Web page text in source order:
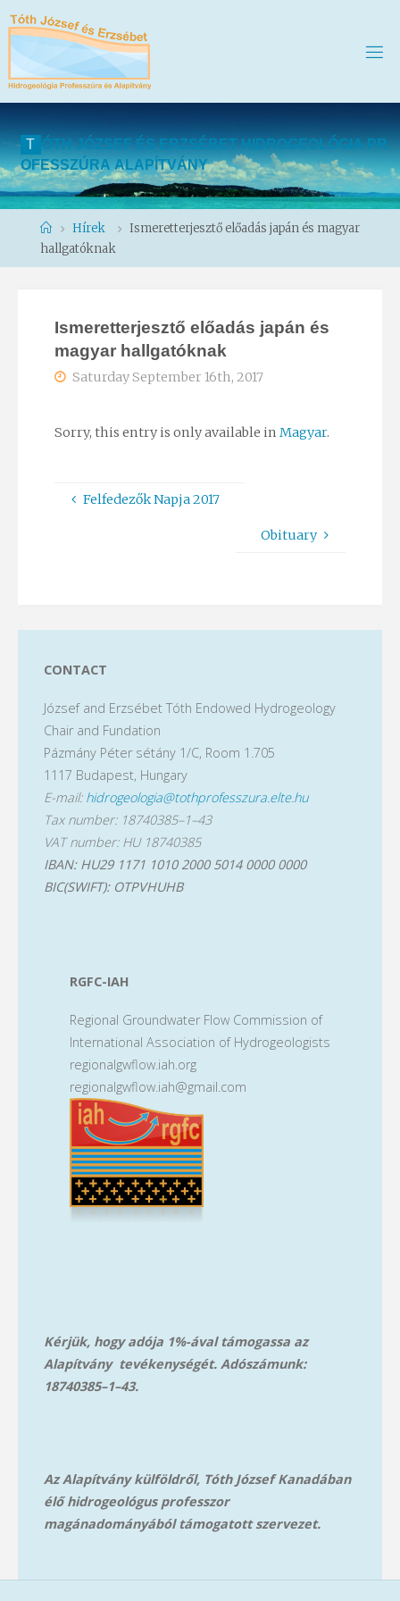
T ÓT H J ÓZS E F ÉS E RZSÉ BET H DROG EOLÓG A P R
OFESSZÚ RA ALAPÍTVÁNY
HomeHírek
Ismeretterjesztő előadás japán és magyar
hallgatóknak
Ismeretterjesztő előadás japán és
magyar hallgatóknak
Saturday September 16th, 2017
Sorry, this entry is only available in Magyar.
Felfedezők Napja 2017
Obituary
CONTACT
József and Erzsébet Tóth Endowed Hydrogeology
Chair and Fundation
Pázmány Péter sétány 1/C, Room 1.705
1117 Budapest, Hungary
E-mail: hidrogeologia@tothprofesszura.elte.hu
Tax number: 18740385–1–43
VAT number: HU 18740385
IBAN: HU29 1171 1010 2000 5014 0000 0000
BIC(SWIFT): OTPVHUHB
RGFC-IAH
Regional Groundwater Flow Commission of
International Association of Hydrogeologists
regionalgwflow.iah.org
regionalgwflow.iah@gmail.com
Kérjük, hogy adója 1%-ával támogassa az
Alapítvány tevékenységét. Adószámunk:
18740385–1–43.
Az Alapítvány külföldről, Tóth József Kanadában
élő hidrogeológus professzor
magánadományából támogatott szervezet.